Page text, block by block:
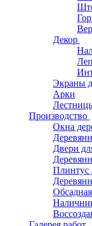
Декор
Экраны
Арки
Производство
Окна
Двери
Плинтус